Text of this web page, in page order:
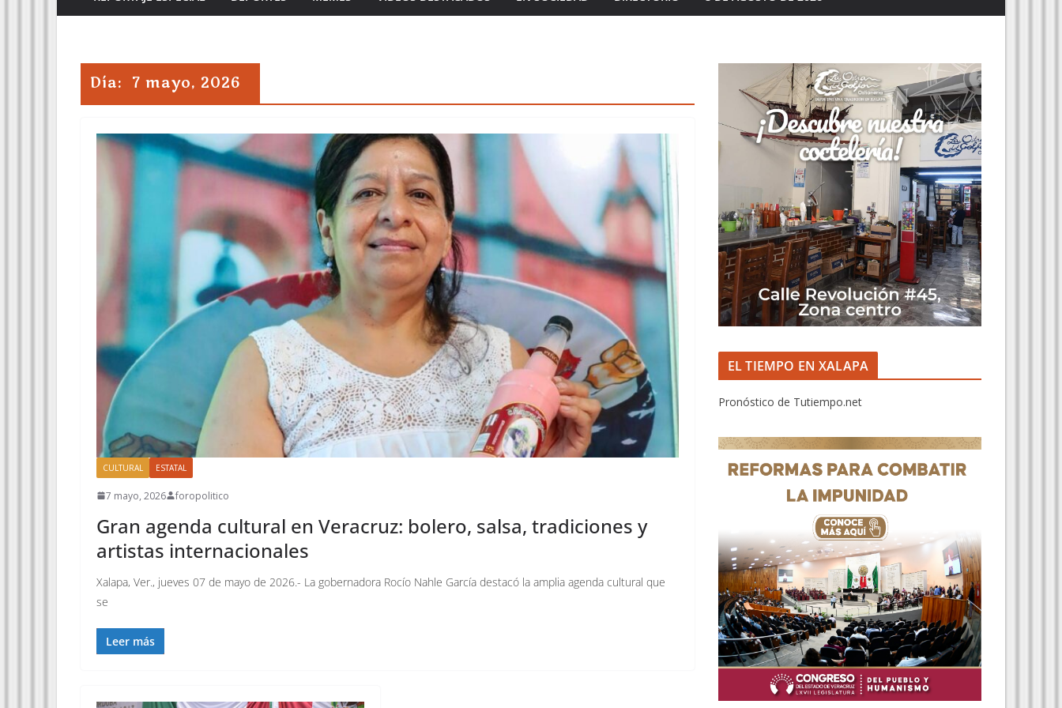
Día: 7 mayo, 2026
CULTURAL ESTATAL
7 mayo, 2026 foropolitico
Gran agenda cultural en Veracruz: bolero, salsa, tradiciones y
artistas internacionales
Xalapa, Ver., jueves 07 de mayo de 2026.- La gobernadora Rocío Nahle García destacó la amplia agenda cultural que
se
Leer más
EL TIEMPO EN XALAPA
Pronóstico de Tutiempo.net